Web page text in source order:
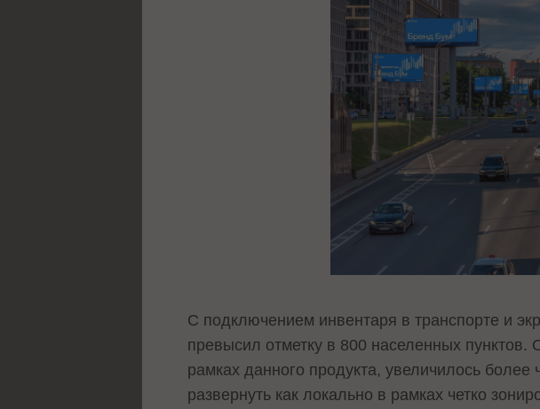
С подключением инвентаря в транспорте и
превысил отметку в 800 населенных
рамках данного продукта, увеличилось
развернуть как локально в рамках четко